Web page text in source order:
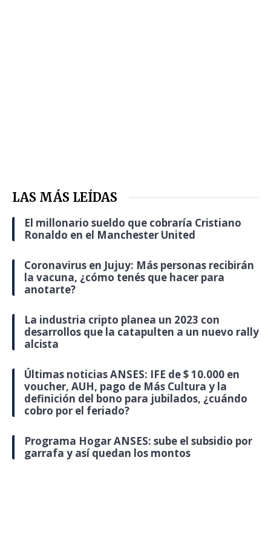
LAS MÁS LEÍDAS
El millonario sueldo que cobraría Cristiano
Ronaldo en el Manchester United
Coronavirus en Jujuy: Más personas recibirán
la vacuna, ¿cómo tenés que hacer para
anotarte?
La industria cripto planea un 2023 con
desarrollos que la catapulten a un nuevo rally
alcista
Últimas noticias ANSES: IFE de $ 10.000 en
voucher, AUH, pago de Más Cultura y la
definición del bono para jubilados, ¿cuándo
cobro por el feriado?
Programa Hogar ANSES: sube el subsidio por
garrafa y así quedan los montos